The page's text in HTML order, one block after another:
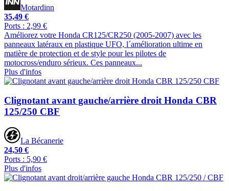
Motardinn
35,49 €
Ports : 2,99 €
Améliorez votre Honda CR125/CR250 (2005-2007) avec les
panneaux latéraux en plastique UFO, l´amélioration ultime en
matière de protection et de style pour les pilotes de
motocross/enduro sérieux. Ces panneaux...
Plus d'infos
Clignotant avant gauche/arrière droit Honda CBR
125/250 CBF
La Bécanerie
24,50 €
Ports : 5,90 €
Plus d'infos